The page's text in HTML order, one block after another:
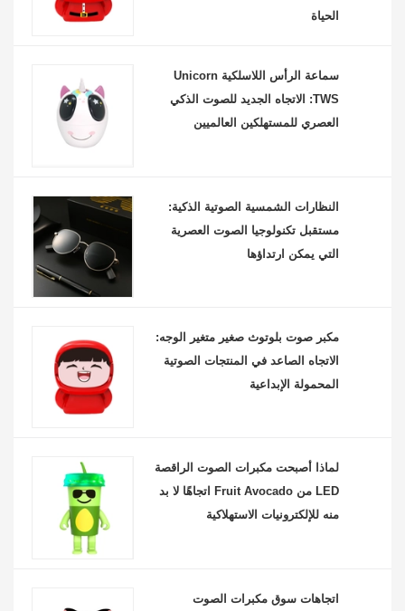
الحياة
سماعة الرأس اللاسلكية Unicorn
TWS: الاتجاه الجديد للصوت الذكي
العصري للمستهلكين العالميين
النظارات الشمسية الصوتية الذكية:
مستقبل تكنولوجيا الصوت العصرية
التي يمكن ارتداؤها
مكبر صوت بلوتوث صغير متغير الوجه:
الاتجاه الصاعد في المنتجات الصوتية
المحمولة الإبداعية
لماذا أصبحت مكبرات الصوت الراقصة
LED من Fruit Avocado اتجاهًا لا بد
منه للإلكترونيات الاستهلاكية
اتجاهات سوق مكبرات الصوت